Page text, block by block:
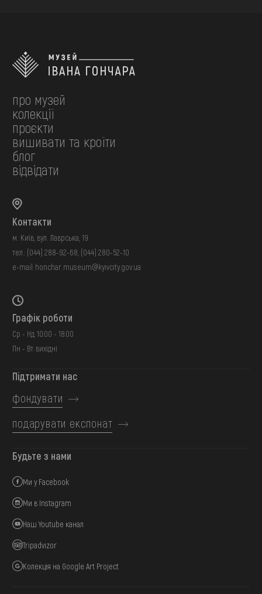
про музей
колекції
проєкти
вишивати та кроїти
блог
відвідати
Контакти
м. Київ, вул. Лаврська, 19
тел.: (044) 288-92-68 (044) 280-52-10
e-mail: honchar.museum@kyivcity.gov.ua
Графік роботи
Ср - Нд: 10:00 - 18:00
Пн - Вт: вихідні
Підтримати нас
фондувати
подарувати експонат
Будьте з нами
Ми у Facebook
Ми в Instagram
Наш Youtube канал
Tripadvizor
Колекція на Google Art Project